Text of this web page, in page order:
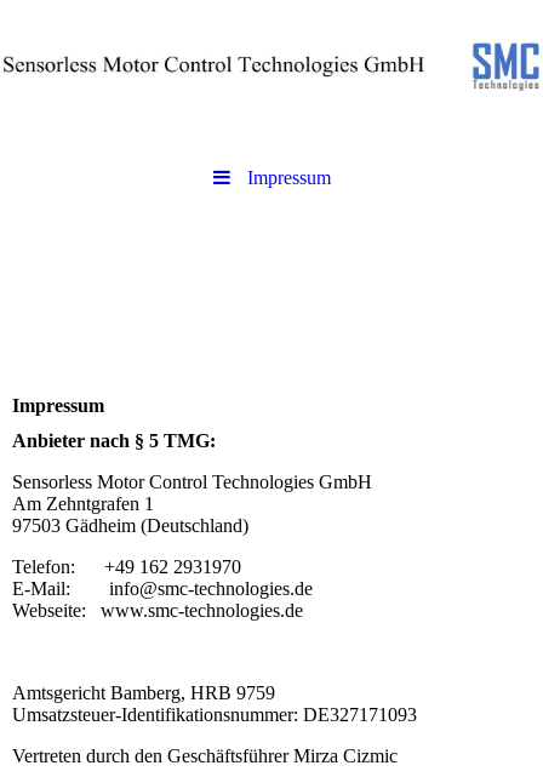
Impressum
Impressum
Anbieter nach § 5 TMG:
Sensorless Motor Control Technologies GmbH
Am Zehntgrafen 1
97503 Gädheim (Deutschland)
Telefon: +49 162 2931970
E-Mail: info@smc-technologies.de
Webseite: www.smc-technologies.de
Amtsgericht Bamberg, HRB 9759
Umsatzsteuer-Identifikationsnummer: DE327171093
Vertreten durch den GeschäftsführerMirza Cizmic